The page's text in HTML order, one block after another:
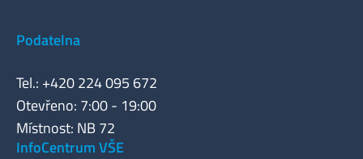
Podatelna
Tel.: +420 224 095 672
Otevřeno: 7:00 - 19:00
Místnost: NB 72
InfoCentrum VŠE